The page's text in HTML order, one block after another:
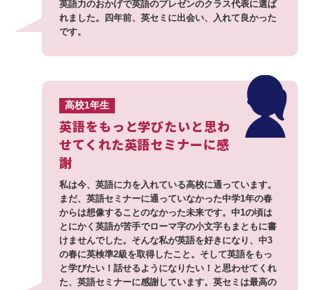
英語力のおかげで英語のプレゼンのクラス代表に選ば
れました。四年前、英セミに出会い、入れて良かった
です。
高校1年生
英語をもっと学びたいと思わ
せてくれた英語セミナーに感
謝
私は今、英語に力を入れている高校に通っています。
まだ、英語セミナーに通っていなかった中学1年の春
からは想像することのなかった未来です。中1の頃は
とにかく英語が苦手でローマ字の小文字もまともに書
けませんでした。そんな私が英語を好きになり、中3
の春に英検準2級を取得したこと。そして英語をもっ
と学びたい！話せるようになりたい！と思わせてくれ
た、英語セミナーに感謝しています。英セミは最高の